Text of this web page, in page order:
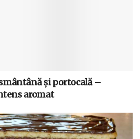
și portocală –
aromat